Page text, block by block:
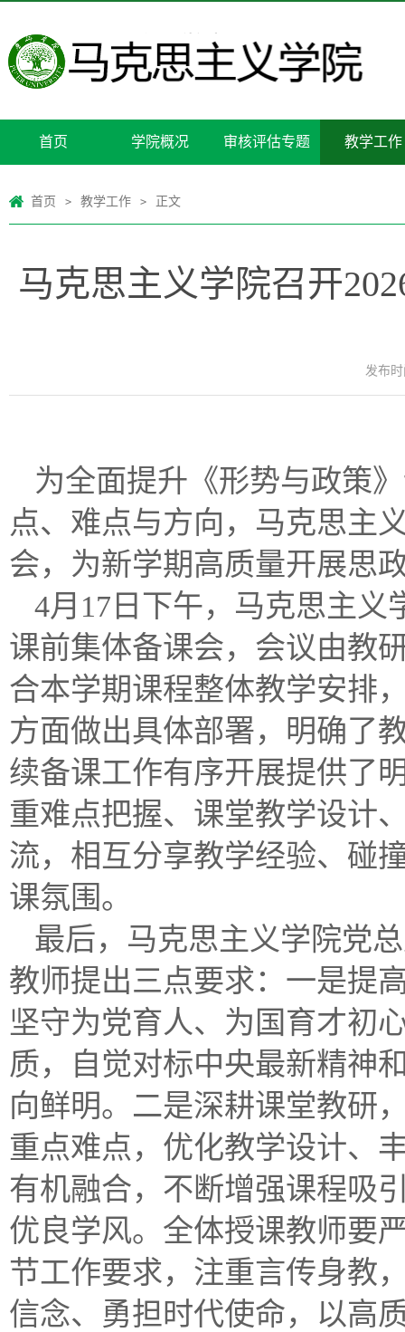
首页 学院概况 审核评估专题 教学工作
首页 > 教学工作 > 正文
马克思主义学院召开
发布时
为全面提升《形势与政策
点、难点与方向，马克思主
会，为新学期高质量开展思
4月17日下午，马克思主
课前集体备课会，会议由教
合本学期课程整体教学安排
方面做出具体部署，明确了
续备课工作有序开展提供了
重难点把握、课堂教学设计
流，相互分享教学经验、碰
课氛围。
最后，马克思主义学院党
教师提出三点要求：一是提
坚守为党育人、为国育才初
质，自觉对标中央最新精神
向鲜明。二是深耕课堂教研
重点难点，优化教学设计、
有机融合，不断增强课程吸
优良学风。全体授课教师要
节工作要求，注重言传身教
信念、勇担时代使命，以高